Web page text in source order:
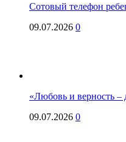
Сотовый телефон
09.07.2026 0
«Любовь и верность –
09.07.2026 0